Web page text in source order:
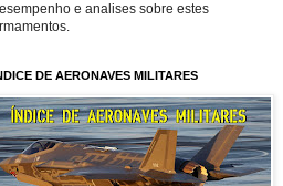
e analises sobre estes
DE AERONAVES MILITARES